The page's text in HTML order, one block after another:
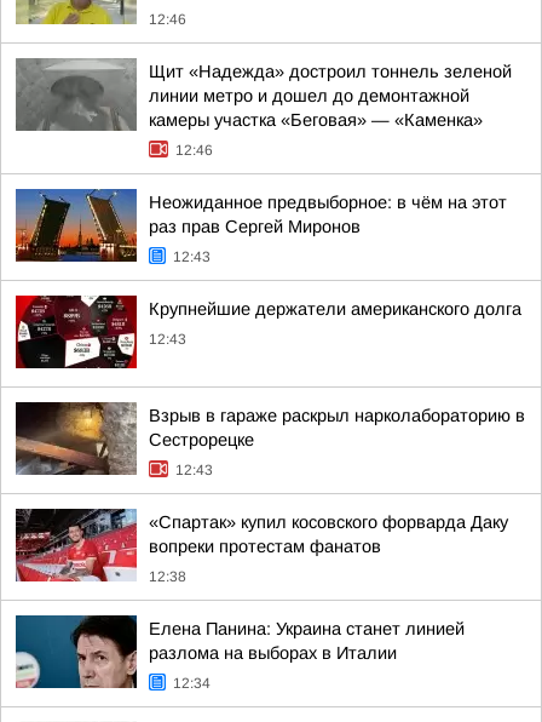
12:46
Щит «Надежда» достроил тоннель зеленой
линии метро и дошел до демонтажной
камеры участка «Беговая» — «Каменка»
12:46
Неожиданное предвыборное: в чём на этот
раз прав Сергей Миронов
12:43
Крупнейшие держатели американского долга
12:43
Взрыв в гараже раскрыл нарколабораторию в
Сестрорецке
12:43
«Спартак» купил косовского форварда Даку
вопреки протестам фанатов
12:38
Елена Панина: Украина станет линией
разлома на выборах в Италии
12:34